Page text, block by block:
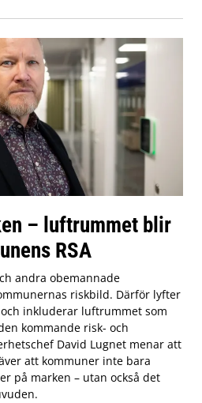
– luftrummet blir
RSA
andra obemannade
riskbild. Därför lyfter
inkluderar luftrummet som
kommande risk- och
David Lugnet menar att
att kommuner inte bara
på marken – utan också det